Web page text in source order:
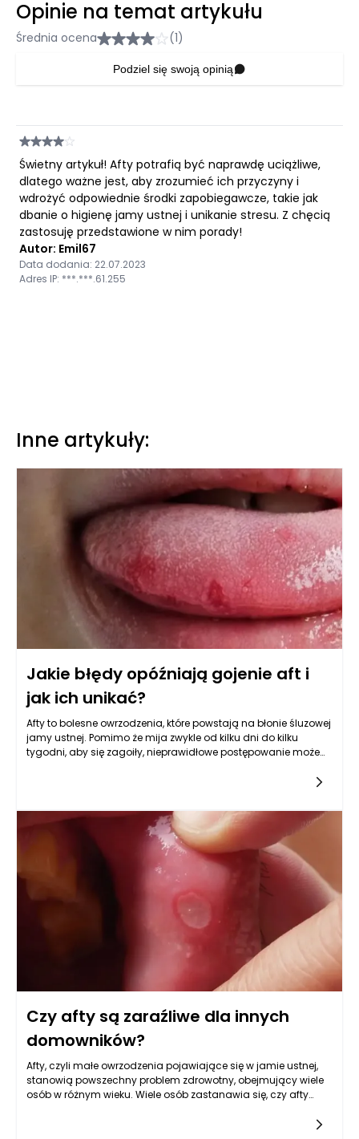
Opinie na temat artykułu
Średnia ocena (1)
Podziel się swoją opinią
Świetny artykuł! Afty potrafią być naprawdę uciążliwe,
dlatego ważne jest, aby zrozumieć ich przyczyny i
wdrożyć odpowiednie środki zapobiegawcze, takie jak
dbanie o higienę jamy ustnej i unikanie stresu. Z chęcią
zastosuję przedstawione w nim porady!
Autor: Emil67
Data dodania: 22.07.2023
Adres IP: ***.***.61.255
Inne artykuły:
Jakie błędy opóźniają gojenie aft i
jak ich unikać?
Afty to bolesne owrzodzenia, które powstają na błonie śluzowej
jamy ustnej. Pomimo że mija zwykle od kilku dni do kilku
tygodni, aby się zagoiły, nieprawidłowe postępowanie może
jakie błędy popełniamy najczęściej w trakcie leczenia aft oraz
dyskomfort. Jednym z kluczowych elementów kuracji jest żel
na afty, który może znacznie wpłynąć na proces regeneracji
tkanek oraz złagodzenie objawów chorobowych.
Czy afty są zaraźliwe dla innych
domowników?
Afty, czyli małe owrzodzenia pojawiające się w jamie ustnej,
stanowią powszechny problem zdrowotny, obejmujący wiele
osób w różnym wieku. Wiele osób zastanawia się, czy afty